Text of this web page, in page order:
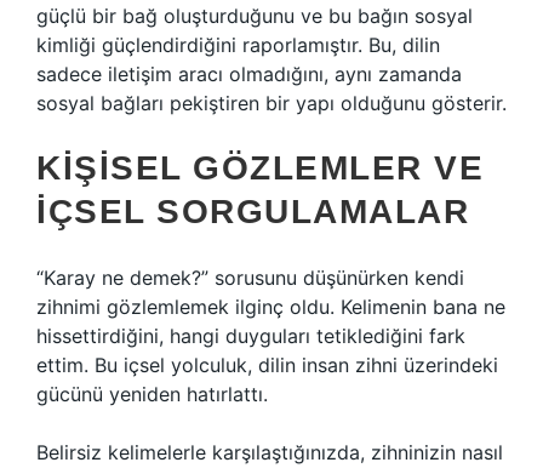
güçlü bir bağ oluşturduğunu ve bu bağın sosyal
kimliği güçlendirdiğini raporlamıştır. Bu, dilin
sadece iletişim aracı olmadığını, aynı zamanda
sosyal bağları pekiştiren bir yapı olduğunu gösterir.
KIŞISEL GÖZLEMLER VE
İÇSEL SORGULAMALAR
“Karay ne demek?” sorusunu düşünürken kendi
zihnimi gözlemlemek ilginç oldu. Kelimenin bana ne
hissettirdiğini, hangi duyguları tetiklediğini fark
ettim. Bu içsel yolculuk, dilin insan zihni üzerindeki
gücünü yeniden hatırlattı.
Belirsiz kelimelerle karşılaştığınızda, zihninizin nasıl